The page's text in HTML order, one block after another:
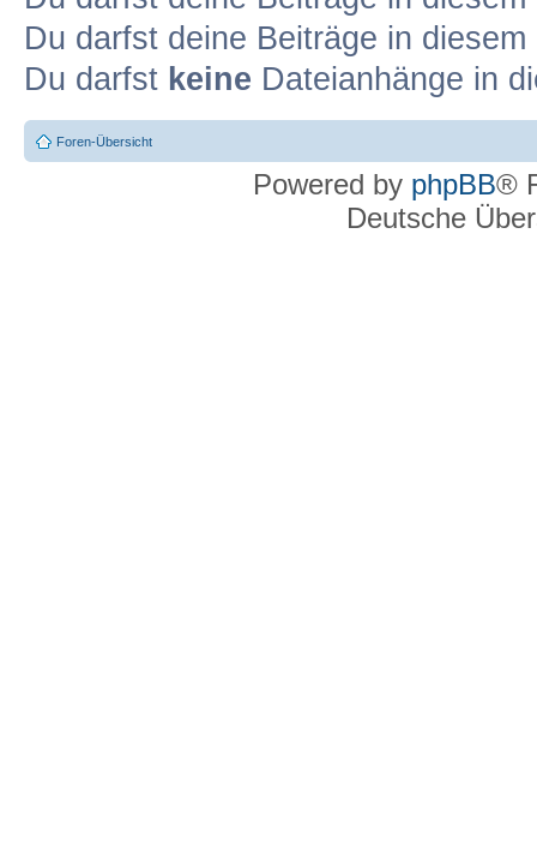
Du darfst deine Beiträge in
Du darfst keine Dateianhänge in
Foren-Übersicht
Powered by phpBB®
Deutsche